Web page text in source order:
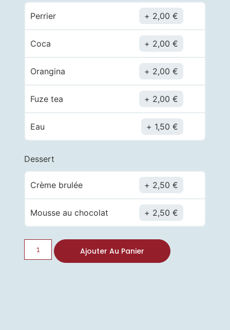
Perrier 2,00€
Coca 2,00€
Orangina 2,00€
Fuze tea 2,00€
Eau 1,50€
Dessert
Crème brulée 2,50€
Mousse au chocolat 2,50€
Ajouter Au Panier